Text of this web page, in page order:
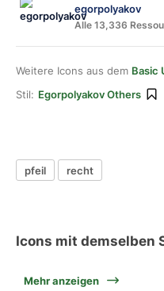
egorpolyakov
Alle 13,336
Weitere Icons aus dem Basic
Stil: Egorpolyakov Others
pfeil recht
Icons mit demselben
Mehr anzeigen